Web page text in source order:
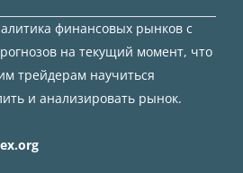
финансовых рынков с
на текущий момент, что
трейдерам научиться
и анализировать рынок.